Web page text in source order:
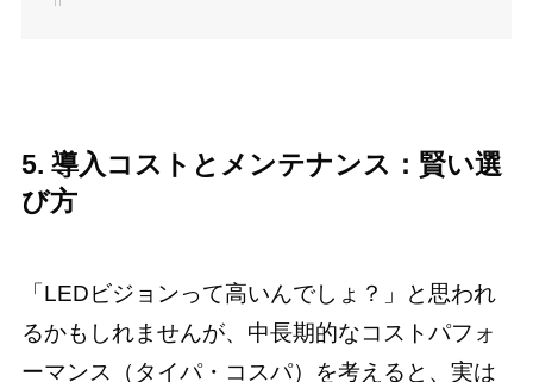
5. 導入コストとメンテナンス：賢い選
び方
「LEDビジョンって高いんでしょ？」と思われ
るかもしれませんが、中長期的なコストパフォ
ーマンス（タイパ・コスパ）を考えると、実は